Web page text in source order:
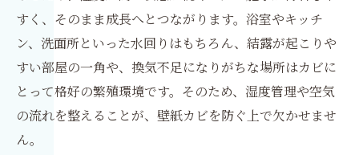
すく、そのまま成長へとつながります。浴室やキッチ
ン、洗面所といった水回りはもちろん、結露が起こりや
すい部屋の一角や、換気不足になりがちな場所はカビに
とって格好の繁殖環境です。そのため、湿度管理や空気
の流れを整えることが、壁紙カビを防ぐ上で欠かせませ
ん。